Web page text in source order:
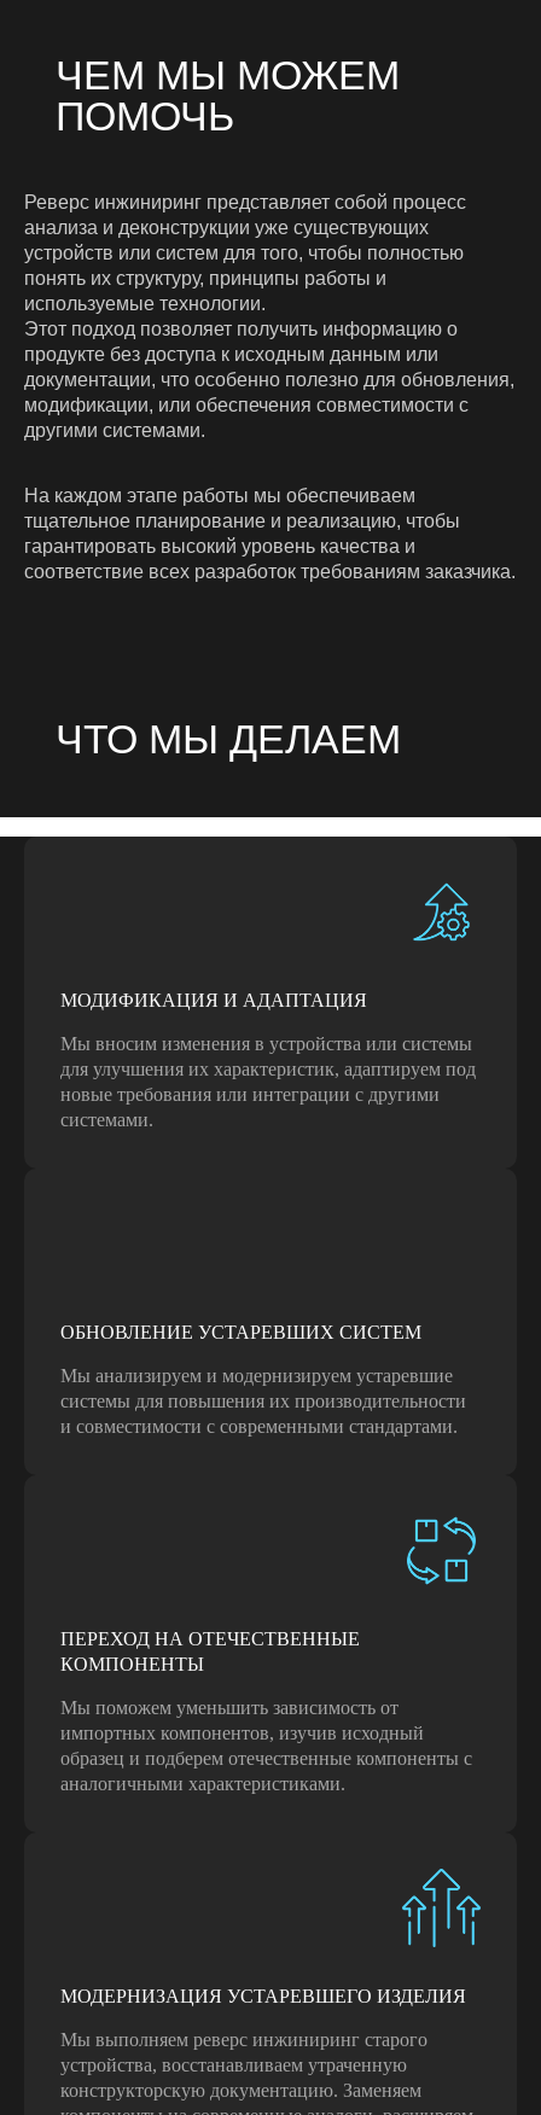
Реверс инжиниринг представляет собой процесс
анализа и деконструкции уже существующих
устройств или систем для того, чтобы полностью
понять их структуру, принципы работы и
используемые технологии.
Этот подход позволяет получить информацию о
продукте без доступа к исходным данным или
документации, что особенно полезно для обновления,
модификации, или обеспечения совместимости с
другими системами.
На каждом этапе работы мы обеспечиваем
тщательное планирование и реализацию, чтобы
гарантировать высокий уровень качества и
соответствие всех разработок требованиям заказчика.
ЧТО МЫ ДЕЛАЕМ
МОДИФИКАЦИЯ И АДАПТАЦИЯ
Мы вносим изменения в устройства или системы
для улучшения их характеристик, адаптируем под
новые требования или интеграции с другими
системами.
ОБНОВЛЕНИЕ УСТАРЕВШИХ СИСТЕМ
Мы анализируем и модернизируем устаревшие
системы для повышения их производительности
и совместимости с современными стандартами.
ПЕРЕХОД НА ОТЕЧЕСТВЕННЫЕ
КОМПОНЕНТЫ
Мы поможем уменьшить зависимость от
импортных компонентов, изучив исходный
образец и подберем отечественные компоненты с
аналогичными характеристиками.
МОДЕРНИЗАЦИЯ УСТАРЕВШЕГО ИЗДЕЛИЯ
Мы выполняем реверс инжиниринг старого
устройства, восстанавливаем утраченную
конструкторскую документацию. Заменяем
ВЫПОЛНЕННЫЕ
ПРОЕКТЫ
с использованием технологий 3D
печати
Подробнее